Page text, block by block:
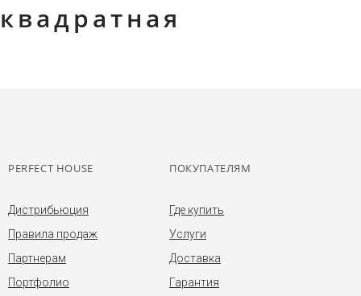
квадратная
PERFECT HOUSE
Дистрибьюция
Правила продаж
Партнерам
Портфолио
ПОКУПАТЕЛЯМ
Где купить
Услуги
Доставка
Гарантия